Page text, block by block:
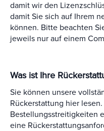
damit wir den
damit Sie sich auf Ihrem
können. Bitte beachten
jeweils nur auf einem
Was ist Ihre
Sie können unsere
Rückerstattung hier
Bestellungsstreitigkeiten
eine